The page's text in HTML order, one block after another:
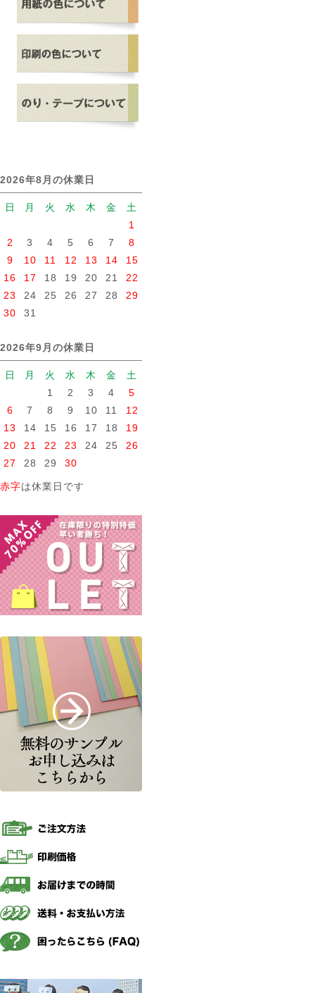
2026年8月の休業日
日 月 火 水 木 金
土
1
2
3 4 5 6 7
8
9
10 11 12 13 14
15
16
17 18 19 20 21
22
23
24 25 26 27 28
29
30
31
2026年9月の休業日
日 月 火 水 木 金
土
1
2 3 4
5
6
7 8 9 10 11
12
13
14 15 16 17 18
19
20
21 22 23 24 25
26
27
28 29 30
赤字は休業日です